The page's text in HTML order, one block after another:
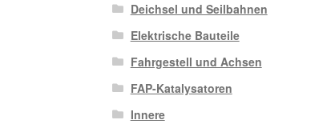
Deichsel und Seilbahnen
Elektrische Bauteile
Fahrgestell und Achsen
FAP-Katalysatoren
Innere